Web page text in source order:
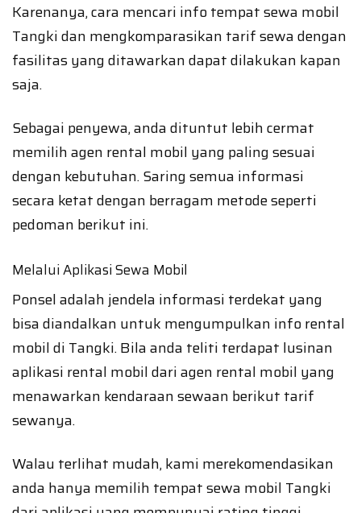
Karenanya, cara mencari info tempat sewa mobil
Tangki dan mengkomparasikan tarif sewa dengan
fasilitas yang ditawarkan dapat dilakukan kapan
saja.
Sebagai penyewa, anda dituntut lebih cermat
memilih agen rental mobil yang paling sesuai
dengan kebutuhan. Saring semua informasi
secara ketat dengan berragam metode seperti
pedoman berikut ini.
Melalui Aplikasi Sewa Mobil
Ponsel adalah jendela informasi terdekat yang
bisa diandalkan untuk mengumpulkan info rental
mobil di Tangki. Bila anda teliti terdapat lusinan
aplikasi rental mobil dari agen rental mobil yang
menawarkan kendaraan sewaan berikut tarif
sewanya.
Walau terlihat mudah, kami merekomendasikan
anda hanya memilih tempat sewa mobil Tangki